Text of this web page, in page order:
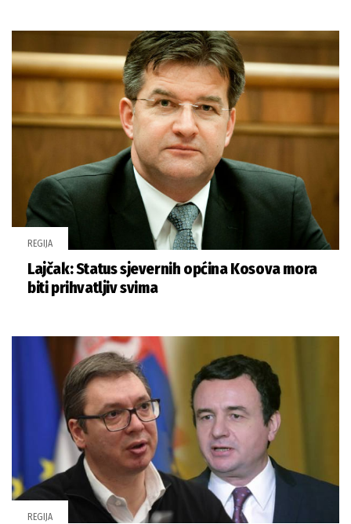
REGIJA
Lajčak: Status sjevernih općina Kosova mora
biti prihvatljiv svima
REGIJA